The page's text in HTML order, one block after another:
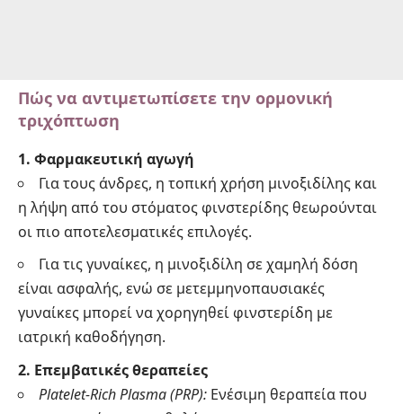
Πώς να αντιμετωπίσετε την ορμονική
τριχόπτωση
1. Φαρμακευτική αγωγή
Για τους άνδρες, η τοπική χρήση μινοξιδίλης και
η λήψη από του στόματος φινστερίδης θεωρούνται
οι πιο αποτελεσματικές επιλογές.
Για τις γυναίκες, η μινοξιδίλη σε χαμηλή δόση
είναι ασφαλής, ενώ σε μετεμμηνοπαυσιακές
γυναίκες μπορεί να χορηγηθεί φινστερίδη με
ιατρική καθοδήγηση.
2. Επεμβατικές θεραπείες
Platelet-Rich Plasma (PRP): Ενέσιμη θεραπεία που